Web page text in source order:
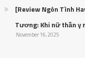
[Review Ngôn Tình
Tương: Khi nữ thần y
November 16, 2025